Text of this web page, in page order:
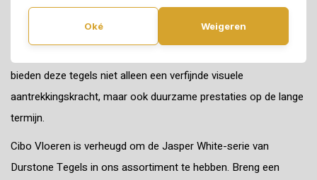
Oké Weigeren
duurzaamheid en kwaliteit, en de Jasper White-tegels
weerspiegelen deze kernwaarden. Vervaardigd met
bieden deze tegels niet alleen een verfijnde visuele
aantrekkingskracht, maar ook duurzame prestaties op de lange
termijn.
Cibo Vloeren is verheugd om de Jasper White-serie van
Durstone Tegels in ons assortiment te hebben. Breng een